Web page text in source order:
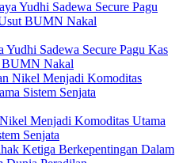
Yudhi Sadewa Secure Pagu Kas
BUMN Nakal
Menjadi Komoditas Utama
Senjata